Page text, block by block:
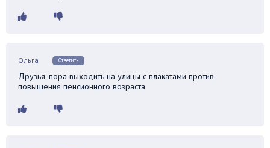
Ольга Ответить
Друзья, пора выходить на улицы с плакатами против
повышения пенсионного возраста